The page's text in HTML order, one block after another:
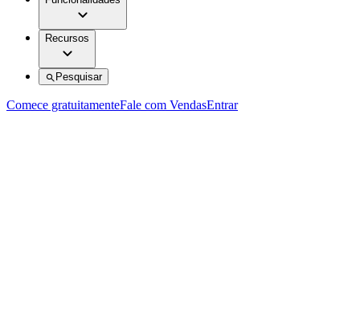
Recursos
Pesquisar
Comece gratuitamenteFale com VendasEntrar